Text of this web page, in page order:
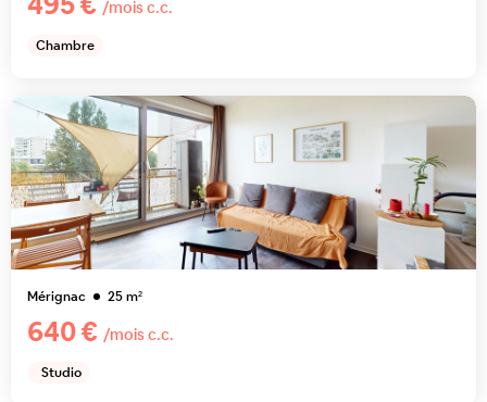
/mois c.c.
Chambre
Mérignac 25m²
640 € /mois c.c.
Studio